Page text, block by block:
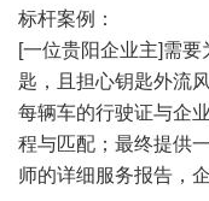
标杆案例：
[一位贵阳企业主]需
匙，且担心钥匙外流
每辆车的行驶证与企
程与匹配；最终提供
师的详细服务报告，